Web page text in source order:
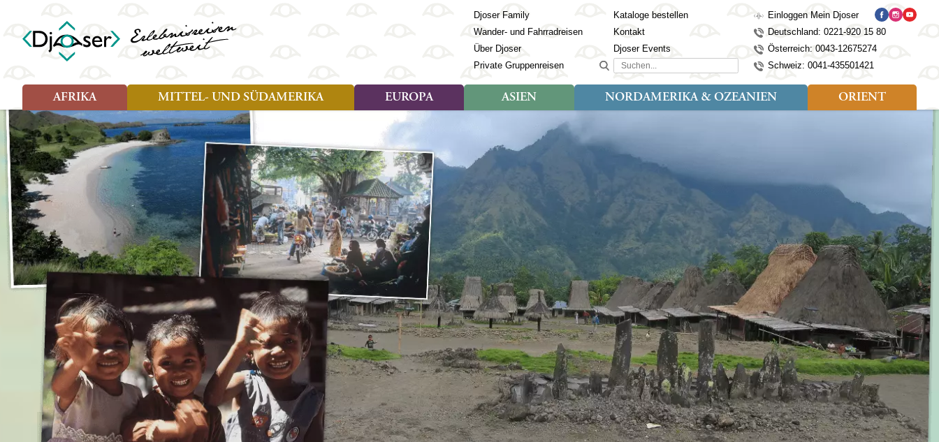
Djoser Family
Wander- und Fahrradreisen
Über Djoser
Private Gruppenreisen
Kataloge bestellen
Kontakt
Djoser Events
Suchen...
Einloggen Mein Djoser
Deutschland: 0221-920 15 80
Österreich: 0043-12675274
Schweiz: 0041-435501421
AFRIKA
Art der Reise
Djoser Reisen (8)
Djoser Family (5)
Länder
Ägypten
Botswana
Eswatini (Swasiland)
Kap Verde
Kenia
Lesotho
Madagaskar
Marokko
Namibia
Sansibar
Südafrika
Tansania
Uganda
MITTEL- UND SÜDAMERIKA
Art der Reise
Djoser Reisen (13)
Djoser Family (8)
Wander- und Fahrradreisen
(1)
Bolivien
Brasilien
Chile
Costa Rica
Ecuador
Französisch Guayana
Guatemala
Guyana
Honduras
Kolumbien
Kuba
Mexiko
Peru
Suriname
EUROPA
Art der Reise
Djoser Family (3)
Wander- und Fahrradreisen
(6)
Albanien
Aserbaidschan
Balkan
Baltikum
Bosnien & Herzegowina
Estland
Finnland
Georgien
Griechenland
Irland
Island
Italien
Kroatien
Madeira
Mazedonien
Polen
Portugal
Schottland
Serbien
Spanien
Türkei
Wales
ASIEN
Djoser Reisen (23)
Djoser Family (12)
China
Kambodscha
Kirgistan
Laos
Malaysia
Mongolei
Sri Lanka
Südkorea
Taiwan
Thailand
Tibet
Turkmenistan
Usbekistan
Vietnam
NORDAMERIKA & OZEANIEN
Djoser Reisen (4)
Djoser Family (2)
Neuseeland
ORIENT
Wander- und Fahrradreisen
Marokko